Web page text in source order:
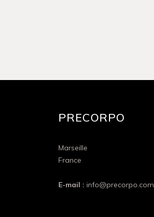
PRECORPO
Marseille
France
E-mail : info@precorpo.com